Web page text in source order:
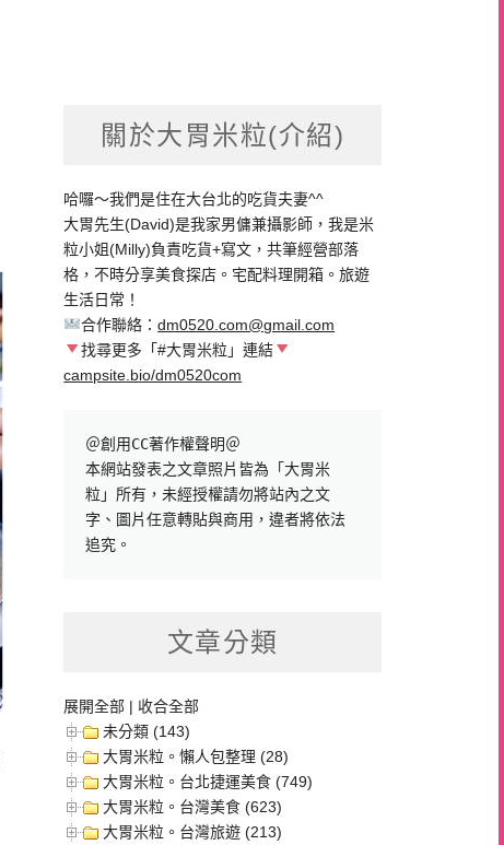
關於大胃米粒(介紹)
哈囉～我們是住在大台北的吃貨夫妻^^
大胃先生(David)是我家男傭兼攝影師，我是米
粒小姐(Milly)負責吃貨+寫文，共筆經營部落
格，不時分享美食探店。宅配料理開箱。旅遊
生活日常！
合作聯絡：dm0520.com@gmail.com
找尋更多「#大胃米粒」連結
campsite.bio/dm0520com
＠創用CC著作權聲明＠
本網站發表之文章照片皆為「大胃米
粒」所有，未經授權請勿將站內之文
字、圖片任意轉貼與商用，違者將依法
追究。
文章分類
展開全部 | 收合全部
未分類 (143)
大胃米粒。懶人包整理 (28)
大胃米粒。台北捷運美食 (749)
大胃米粒。台灣美食 (623)
大胃米粒。台灣旅遊 (213)